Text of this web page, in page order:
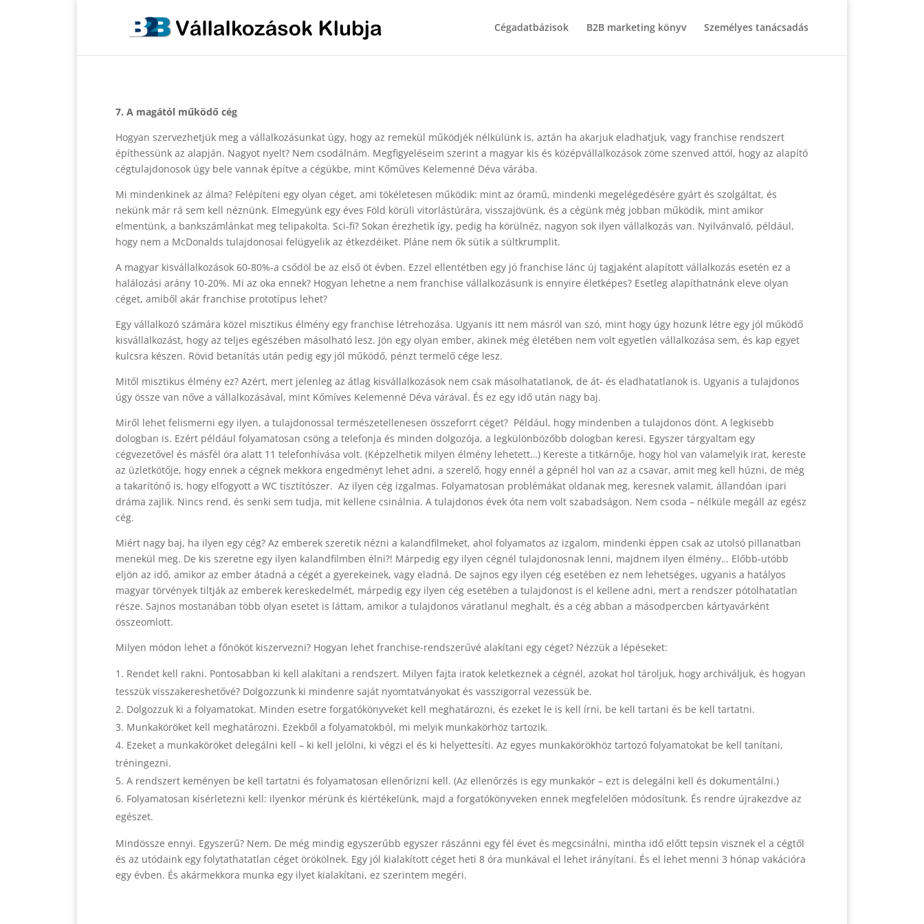
Cégadatbázisok B2B marketing könyv Személyes tanácsadás
7. A magától működő cég
Hogyan szervezhetjük meg a vállalkozásunkat úgy, hogy az remekül működjék nélkülünk is, aztán ha akarjuk eladhatjuk, vagy franchise rendszert
építhessünk az alapján. Nagyot nyelt? Nem csodálnám. Megfigyeléseim szerint a magyar kis és középvállalkozások zöme szenved attól, hogy az alapító
cégtulajdonosok úgy bele vannak építve a cégükbe, mint Kőműves Kelemenné Déva várába.
Mi mindenkinek az álma? Felépíteni egy olyan céget, ami tökéletesen működik: mint az óramű, mindenki megelégedésére gyárt és szolgáltat, és
nekünk már rá sem kell néznünk. Elmegyünk egy éves Föld körüli vitorlástúrára, visszajövünk, és a cégünk még jobban működik, mint amikor
elmentünk, a bankszámlánkat meg telipakolta. Sci-fi? Sokan érezhetik így, pedig ha körülnéz, nagyon sok ilyen vállalkozás van. Nyilvánvaló, például,
hogy nem a McDonalds tulajdonosai felügyelik az étkezdéiket. Pláne nem ők sütik a sültkrumplit.
A magyar kisvállalkozások 60-80%-a csődöl be az első öt évben. Ezzel ellentétben egy jó franchise lánc új tagjaként alapított vállalkozás esetén ez a
halálozási arány 10-20%. Mi az oka ennek? Hogyan lehetne a nem franchise vállalkozásunk is ennyire életképes? Esetleg alapíthatnánk eleve olyan
céget, amiből akár franchise prototípus lehet?
Egy vállalkozó számára közel misztikus élmény egy franchise létrehozása. Ugyanis itt nem másról van szó, mint hogy úgy hozunk létre egy jól működő
kisvállalkozást, hogy az teljes egészében másolható lesz. Jön egy olyan ember, akinek még életében nem volt egyetlen vállalkozása sem, és kap egyet
kulcsra készen. Rövid betanítás után pedig egy jól működő, pénzt termelő cége lesz.
Mitől misztikus élmény ez? Azért, mert jelenleg az átlag kisvállalkozások nem csak másolhatatlanok, de át- és eladhatatlanok is. Ugyanis a tulajdonos
úgy össze van nőve a vállalkozásával, mint Kőmíves Kelemenné Déva várával. És ez egy idő után nagy baj.
Miről lehet felismerni egy ilyen, a tulajdonossal természetellenesen összeforrt céget? Például, hogy mindenben a tulajdonos dönt. A legkisebb
dologban is. Ezért például folyamatosan csöng a telefonja és minden dolgozója, a legkülönbözőbb dologban keresi. Egyszer tárgyaltam egy
cégvezetővel és másfél óra alatt 11 telefonhívása volt. (Képzelhetik milyen élmény lehetett…) Kereste a titkárnője, hogy hol van valamelyik irat, kereste
az üzletkötője, hogy ennek a cégnek mekkora engedményt lehet adni, a szerelő, hogy ennél a gépnél hol van az a csavar, amit meg kell húzni, de még
a takarítónő is, hogy elfogyott a WC tisztítószer. Az ilyen cég izgalmas. Folyamatosan problémákat oldanak meg, keresnek valamit, állandóan ipari
dráma zajlik. Nincs rend, és senki sem tudja, mit kellene csinálnia. A tulajdonos évek óta nem volt szabadságon. Nem csoda – nélküle megáll az egész
cég.
Miért nagy baj, ha ilyen egy cég? Az emberek szeretik nézni a kalandfilmeket, ahol folyamatos az izgalom, mindenki éppen csak az utolsó pillanatban
menekül meg. De kis szeretne egy ilyen kalandfilmben élni?! Márpedig egy ilyen cégnél tulajdonosnak lenni, majdnem ilyen élmény… Előbb-utóbb
eljön az idő, amikor az ember átadná a cégét a gyerekeinek, vagy eladná. De sajnos egy ilyen cég esetében ez nem lehetséges, ugyanis a hatályos
magyar törvények tiltják az emberek kereskedelmét, márpedig egy ilyen cég esetében a tulajdonost is el kellene adni, mert a rendszer pótolhatatlan
része. Sajnos mostanában több olyan esetet is láttam, amikor a tulajdonos váratlanul meghalt, és a cég abban a másodpercben kártyavárként
összeomlott.
Milyen módon lehet a főnököt kiszervezni? Hogyan lehet franchise-rendszerűvé alakítani egy céget? Nézzük a lépéseket:
Rendet kell rakni. Pontosabban ki kell alakítani a rendszert. Milyen fajta iratok keletkeznek a cégnél, azokat hol tároljuk, hogy archiváljuk, és hogyan
tesszük visszakereshetővé? Dolgozzunk ki mindenre saját nyomtatványokat és vasszigorral vezessük be.
Dolgozzuk ki a folyamatokat. Minden esetre forgatókönyveket kell meghatározni, és ezeket le is kell írni, be kell tartani és be kell tartatni.
Munkaköröket kell meghatározni. Ezekből a folyamatokból, mi melyik munkakörhöz tartozik.
Ezeket a munkaköröket delegálni kell – ki kell jelölni, ki végzi el és ki helyettesíti. Az egyes munkakörökhöz tartozó folyamatokat be kell tanítani,
tréningezni.
A rendszert keményen be kell tartatni és folyamatosan ellenőrizni kell. (Az ellenőrzés is egy munkakör – ezt is delegálni kell és dokumentálni.)
Folyamatosan kísérletezni kell: ilyenkor mérünk és kiértékelünk, majd a forgatókönyveken ennek megfelelően módosítunk. És rendre újrakezdve az
egészet.
Mindössze ennyi. Egyszerű? Nem. De még mindig egyszerűbb egyszer rászánni egy fél évet és megcsinálni, mintha idő előtt tepsin visznek el a cégtől
és az utódaink egy folytathatatlan céget örökölnek. Egy jól kialakított céget heti 8 óra munkával el lehet irányítani. És el lehet menni 3 hónap vakációra
egy évben. És akármekkora munka egy ilyet kialakítani, ez szerintem megéri.